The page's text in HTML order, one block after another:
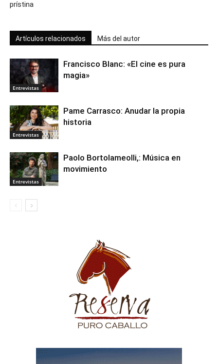
prístina
Artículos relacionados Más del autor
Entrevistas
Francisco Blanc: «El cine es pura
magia»
Entrevistas
Pame Carrasco: Anudar la propia
historia
Entrevistas
Paolo Bortolameolli,: Música en
movimiento